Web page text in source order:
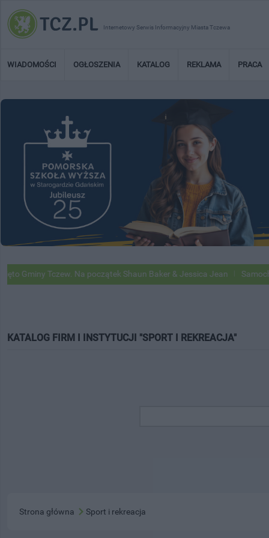
Internetowy Serwis Informacyjny Miasta Tczewa
WIADOMOŚCI OGŁOSZENIA KATALOG REKLAMA PRACA
Gminy Tczew. Na początek Shaun Baker & Jessica Jean
KATALOG FIRM I INSTYTUCJI "SPORT I REKREACJA"
Strona główna Sport i rekreacja